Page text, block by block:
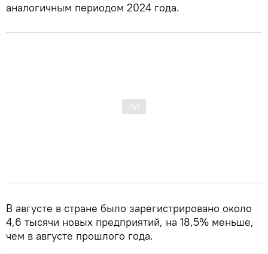
аналогичным периодом 2024 года.
В августе в стране было зарегистрировано около
4,6 тысячи новых предприятий, на 18,5% меньше,
чем в августе прошлого года.